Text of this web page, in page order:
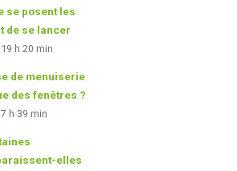
se posent les
de se lancer
h 20 min
de menuiserie
des fenêtres ?
h 39 min
elles